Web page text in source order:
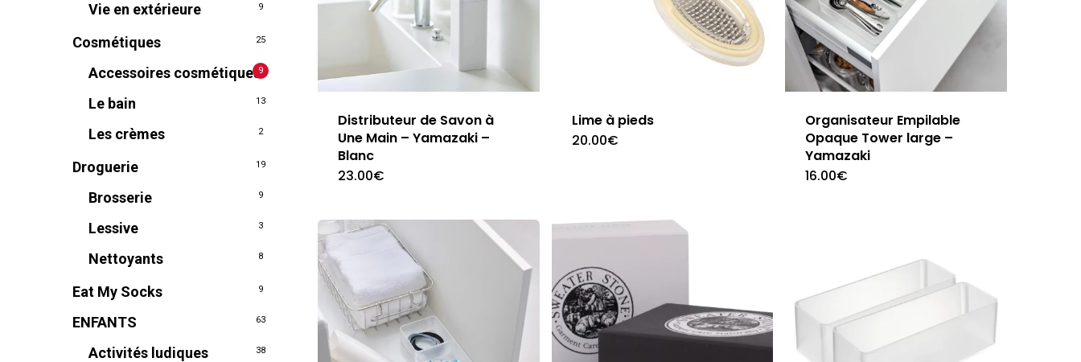
Vie en extérieure 9
Cosmétiques 25
Accessoires cosmétiques9
Le bain 13
Les crèmes 2
Droguerie 19
Brosserie 9
Lessive 3
Nettoyants 8
Eat My Socks 9
ENFANTS 63
Activités ludiques 38
Distributeur de Savon à
Une Main – Yamazaki –
Blanc
23.00€
Lime à pieds
20.00€
Organisateur Empilable
Opaque Tower large –
Yamazaki
16.00€